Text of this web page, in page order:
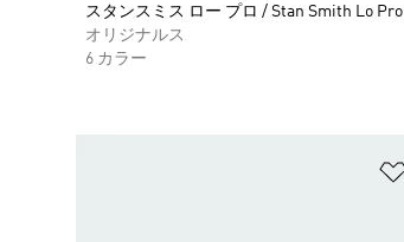
スタンスミス ロー プロ / Stan Smith Lo Pro
オリジナルス
6 カラー